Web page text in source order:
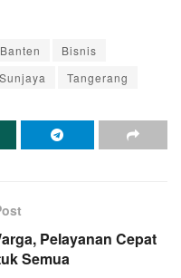
Banten
Bisnis
Tangerang
Pelayanan Cepat
Semua